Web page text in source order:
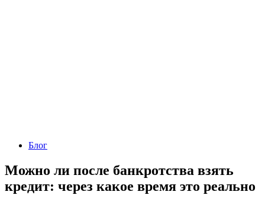
Блог
Можно ли после банкротства взять
кредит: через какое время это реально